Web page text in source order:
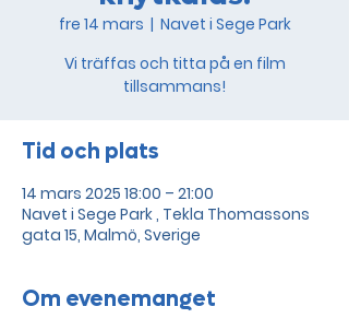
fre 14 mars
  |
Navet i Sege Park
Vi träffas och titta på en film
tillsammans!
Tid och plats
14 mars 2025 18:00 – 21:00
Navet i Sege Park , Tekla Thomassons
gata 15, Malmö, Sverige
Om evenemanget